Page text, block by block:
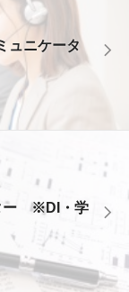
ュニケータ
ー ※DI・学